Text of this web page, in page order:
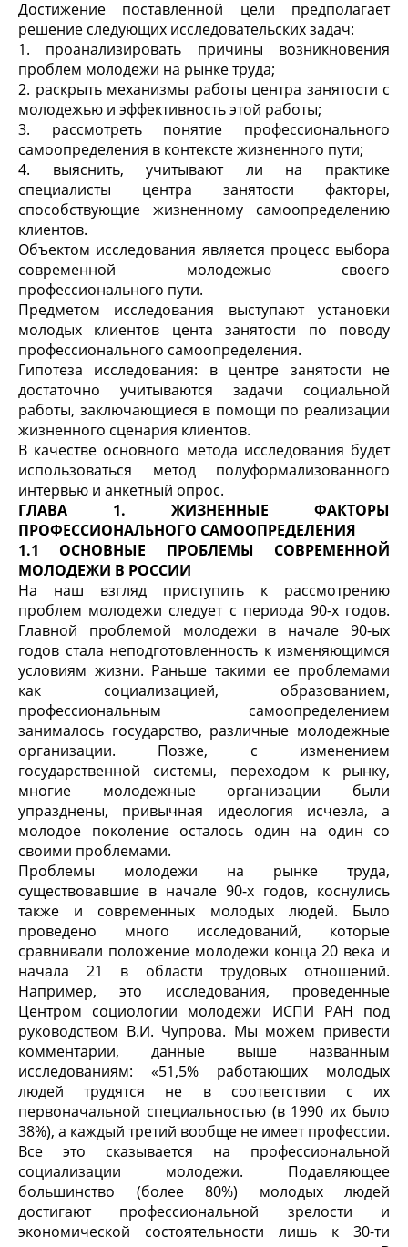
Достижение поставленной цели предполагает
решение следующих исследовательских задач:
1. проанализировать причины возникновения
проблем молодежи на рынке труда;
2. раскрыть механизмы работы центра занятости с
молодежью и эффективность этой работы;
3. рассмотреть понятие профессионального
самоопределения в контексте жизненного пути;
4. выяснить, учитывают ли на практике
специалисты центра занятости факторы,
способствующие жизненному самоопределению
клиентов.
Объектом исследования является процесс выбора
современной молодежью своего
профессионального пути.
Предметом исследования выступают установки
молодых клиентов цента занятости по поводу
профессионального самоопределения.
Гипотеза исследования: в центре занятости не
достаточно учитываются задачи социальной
работы, заключающиеся в помощи по реализации
жизненного сценария клиентов.
В качестве основного метода исследования будет
использоваться метод полуформализованного
интервью и анкетный опрос.
ГЛАВА 1. ЖИЗНЕННЫЕ ФАКТОРЫ
ПРОФЕССИОНАЛЬНОГО САМООПРЕДЕЛЕНИЯ
1.1 ОСНОВНЫЕ ПРОБЛЕМЫ СОВРЕМЕННОЙ
МОЛОДЕЖИ В РОССИИ
На наш взгляд приступить к рассмотрению
проблем молодежи следует с периода 90-х годов.
Главной проблемой молодежи в начале 90-ых
годов стала неподготовленность к изменяющимся
условиям жизни. Раньше такими ее проблемами
как социализацией, образованием,
профессиональным самоопределением
занималось государство, различные молодежные
организации. Позже, с изменением
государственной системы, переходом к рынку,
многие молодежные организации были
упразднены, привычная идеология исчезла, а
молодое поколение осталось один на один со
своими проблемами.
Проблемы молодежи на рынке труда,
существовавшие в начале 90-х годов, коснулись
также и современных молодых людей. Было
проведено много исследований, которые
сравнивали положение молодежи конца 20 века и
начала 21 в области трудовых отношений.
Например, это исследования, проведенные
Центром социологии молодежи ИСПИ РАН под
руководством В.И. Чупрова. Мы можем привести
комментарии, данные выше названным
исследованиям: «51,5% работающих молодых
людей трудятся не в соответствии с их
первоначальной специальностью (в 1990 их было
38%), а каждый третий вообще не имеет профессии.
Все это сказывается на профессиональной
социализации молодежи. Подавляющее
большинство (более 80%) молодых людей
достигают профессиональной зрелости и
экономической состоятельности лишь к 30-ти